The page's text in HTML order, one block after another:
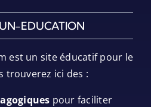
EDUCATION
est un site éducatif pour le
trouverez ici des :
pour faciliter